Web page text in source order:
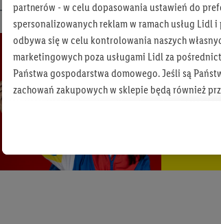
partnerów - w celu dopasowania ustawień do
spersonalizowanych reklam w ramach usług
odbywa się w celu kontrolowania naszych
marketingowych poza usługami Lidl za
Państwa gospodarstwa domowego. Jeśli są
zachowań zakupowych w sklepie będą również
Tworzenie spersonalizowanych reklam opiera
usług. Obejmuje to łączenie danych (np.